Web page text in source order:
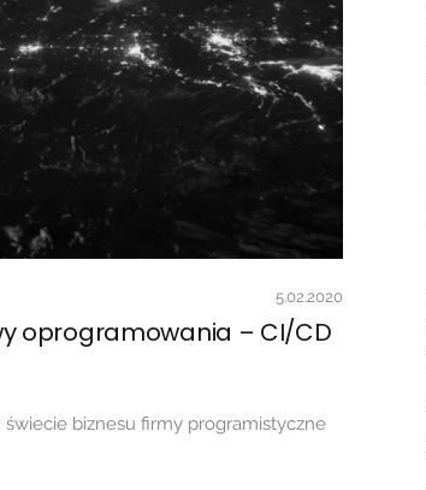
5.02.2020
oprogramowania – CI/CD
biznesu firmy programistyczne